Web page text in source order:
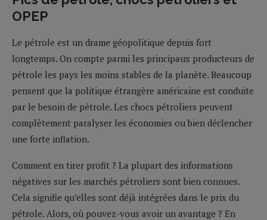
OPEP
Le pétrole est un drame géopolitique depuis fort
longtemps. On compte parmi les principaux producteurs de
pétrole les pays les moins stables de la planète. Beaucoup
pensent que la politique étrangère américaine est conduite
par le besoin de pétrole. Les chocs pétroliers peuvent
complètement paralyser les économies ou bien déclencher
une forte inflation.
Comment en tirer profit ? La plupart des informations
négatives sur les marchés pétroliers sont bien connues.
Cela signifie qu’elles sont déjà intégrées dans le prix du
pétrole. Alors, où pouvez-vous avoir un avantage ? En